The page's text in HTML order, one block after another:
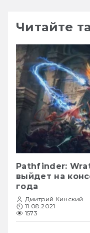
Читайте
Pathfinder:
выйдет на
года
Дмитрий Кинский
11.08.2021
1573